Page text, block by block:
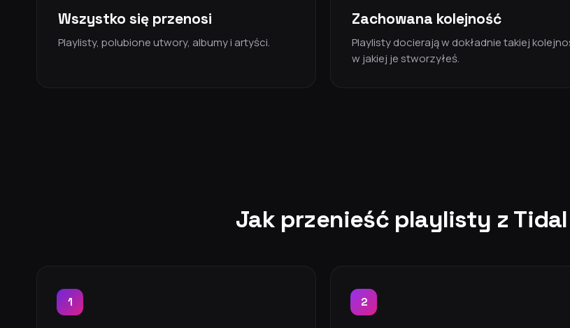
Wszystko się przenosi
Playlisty, polubione utwory, albumy i artyści.
Zachowana kolejność
Playlisty docierają w dokładnie takiej
w jakiej je stworzyłeś.
Jak przenieść playlisty z
1 2